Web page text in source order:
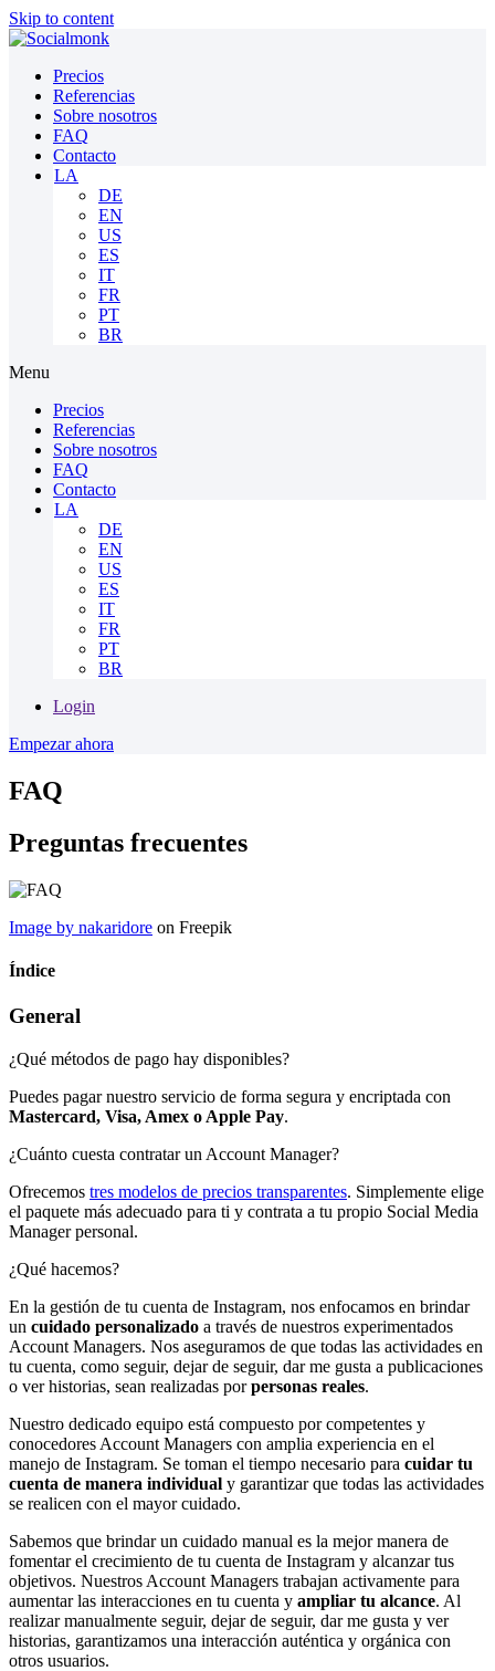
Skip to content
Precios
Referencias
Sobre nosotros
FAQ
Contacto
LA
DE
EN
US
ES
IT
FR
PT
BR
Menu
Precios
Referencias
Sobre nosotros
FAQ
Contacto
LA
DE
EN
US
ES
IT
FR
PT
BR
Login
Empezar ahora
FAQ
Preguntas frecuentes
Image by nakaridore on Freepik
Índice
General
¿Qué métodos de pago hay disponibles?
Puedes pagar nuestro servicio de forma segura y encriptada con
Mastercard, Visa, Amex o Apple Pay.
¿Cuánto cuesta contratar un Account Manager?
Ofrecemos tres modelos de precios transparentes. Simplemente elige
el paquete más adecuado para ti y contrata a tu propio Social Media
Manager personal.
¿Qué hacemos?
En la gestión de tu cuenta de Instagram, nos enfocamos en brindar
un cuidado personalizado a través de nuestros experimentados
Account Managers. Nos aseguramos de que todas las actividades en
tu cuenta, como seguir, dejar de seguir, dar me gusta a publicaciones
o ver historias, sean realizadas porpersonas reales.
Nuestro dedicado equipo está compuesto por competentes y
conocedores Account Managers con amplia experiencia en el
manejo de Instagram. Se toman el tiempo necesario para cuidar tu
cuenta de manera individual y garantizar que todas las actividades
se realicen con el mayor cuidado.
Sabemos que brindar un cuidado manual es la mejor manera de
fomentar el crecimiento de tu cuenta de Instagram y alcanzar tus
objetivos. Nuestros Account Managers trabajan activamente para
aumentar las interacciones en tu cuenta y ampliar tu alcance. Al
realizar manualmente seguir, dejar de seguir, dar me gusta y ver
historias, garantizamos una interacción auténtica y orgánica con
otros usuarios.